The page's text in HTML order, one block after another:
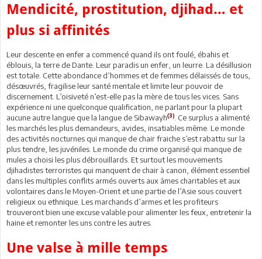
Mendicité, prostitution, djihad… et
plus si affinités
Leur descente en enfer a commencé quand ils ont foulé, ébahis et
éblouis, la terre de Dante. Leur paradis un enfer, un leurre. La désillusion
est totale. Cette abondance d’hommes et de femmes délaissés de tous,
désœuvrés, fragilise leur santé mentale et limite leur pouvoir de
discernement. L’oisiveté n’est-elle pas la mère de tous les vices. Sans
expérience ni une quelconque qualification, ne parlant pour la plupart
aucune autre langue que la langue de Sibawayh(3)
. Ce surplus a alimenté
les marchés les plus demandeurs, avides, insatiables même. Le monde
des activités nocturnes qui manque de chair fraiche s’est rabattu sur la
plus tendre, les juvéniles. Le monde du crime organisé qui manque de
mules a choisi les plus débrouillards. Et surtout les mouvements
djihadistes terroristes qui manquent de chair à canon, élément essentiel
dans les multiples conflits armés ouverts aux âmes charitables et aux
volontaires dans le Moyen-Orient et une partie de l’Asie sous couvert
religieux ou ethnique. Les marchands d’armes et les profiteurs
trouveront bien une excuse valable pour alimenter les feux, entretenir la
haine et remonter les uns contre les autres.
Une valse à mille temps